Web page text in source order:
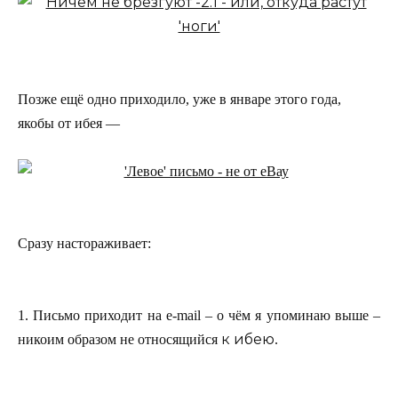
Позже ещё одно приходило, уже в январе этого года,
якобы от ибея —
Сразу настораживает:
1. Письмо приходит на e-mail – о чём я упоминаю выше –
никоим образом не относящийся к ибею.